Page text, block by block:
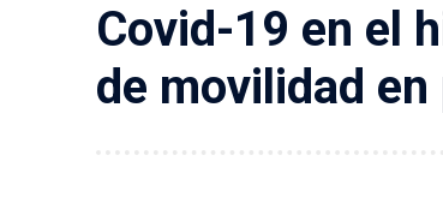
Covid-19 en el
de movilidad en